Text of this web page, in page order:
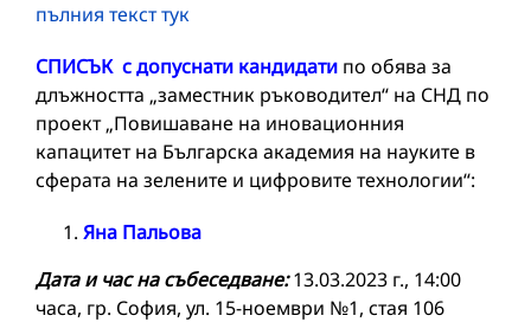
пълния текст тук
СПИСЪК с допуснати кандидати по обява за
длъжността „заместник ръководител“ на СНД по
проект „Повишаване на иновационния
капацитет на Българска академия на науките в
сферата на зелените и цифровите технологии“:
Яна Пальова
Дата и час на събеседване:13.03.2023 г., 14:00
часа, гр. София, ул. 15-ноември №1, стая 106